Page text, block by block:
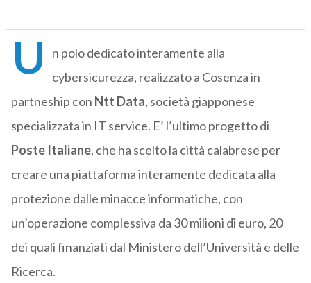
U
n polo dedicato interamente alla
cybersicurezza, realizzato a Cosenza in
partneship con Ntt Data, società giapponese
specializzata in IT service. E’ l’ultimo progetto di
Poste Italiane, che ha scelto la città calabrese per
creare una piattaforma interamente dedicata alla
protezione dalle minacce informatiche, con
un’operazione complessiva da 30 milioni di euro, 20
dei quali finanziati dal Ministero dell’Università e delle
Ricerca.